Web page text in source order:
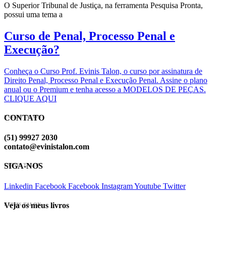
O Superior Tribunal de Justiça, na ferramenta Pesquisa Pronta,
possui uma tema a
Curso de Penal, Processo Penal e
Execução?
Conheça o Curso Prof. Evinis Talon, o curso por assinatura de
Direito Penal, Processo Penal e Execução Penal. Assine o plano
anual ou o Premium e tenha acesso a MODELOS DE PEÇAS.
CLIQUE AQUI
EVINIS TALON
CONTATO
(51) 99927 2030
contato@evinistalon.com
EVINIS TALON
SIGA-NOS
Linkedin Facebook Facebook InstagramYoutube Twitter
EVINIS TALON
Veja os meus livros